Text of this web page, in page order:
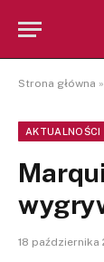
Strona główna »
AKTUALNOŚCI
18 października